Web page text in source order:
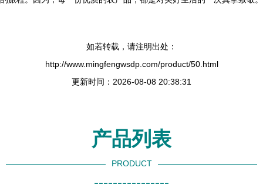
如若转载，请注明出处：
http://www.mingfengwsdp.com/product/50.html
更新时间：2026-08-08 20:38:31
产品列表
PRODUCT
----------------